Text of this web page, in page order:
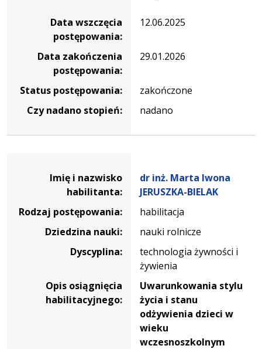
Data wszczęcia
postępowania:
12.06.2025
Data zakończenia
postępowania:
29.01.2026
Status postępowania:
zakończone
Czy nadano stopień:
nadano
Imię i nazwisko
habilitanta:
dr inż. Marta Iwona
JERUSZKA-BIELAK
Rodzaj postępowania:
habilitacja
Dziedzina nauki:
nauki rolnicze
Dyscyplina:
technologia żywności i
żywienia
Opis osiągnięcia
habilitacyjnego:
Uwarunkowania stylu
życia i stanu
odżywienia dzieci w
wieku
wczesnoszkolnym